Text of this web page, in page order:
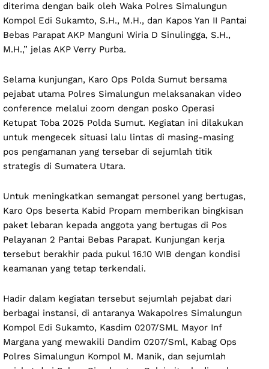
diterima dengan baik oleh Waka Polres Simalungun
Kompol Edi Sukamto, S.H., M.H., dan Kapos Yan II Pantai
Bebas Parapat AKP Manguni Wiria D Sinulingga, S.H.,
M.H.,” jelas AKP Verry Purba.
Selama kunjungan, Karo Ops Polda Sumut bersama
pejabat utama Polres Simalungun melaksanakan video
conference melalui zoom dengan posko Operasi
Ketupat Toba 2025 Polda Sumut. Kegiatan ini dilakukan
untuk mengecek situasi lalu lintas di masing-masing
pos pengamanan yang tersebar di sejumlah titik
strategis di Sumatera Utara.
Untuk meningkatkan semangat personel yang bertugas,
Karo Ops beserta Kabid Propam memberikan bingkisan
paket lebaran kepada anggota yang bertugas di Pos
Pelayanan 2 Pantai Bebas Parapat. Kunjungan kerja
tersebut berakhir pada pukul 16.10 WIB dengan kondisi
keamanan yang tetap terkendali.
Hadir dalam kegiatan tersebut sejumlah pejabat dari
berbagai instansi, di antaranya Wakapolres Simalungun
Kompol Edi Sukamto, Kasdim 0207/SML Mayor Inf
Margana yang mewakili Dandim 0207/Sml, Kabag Ops
Polres Simalungun Kompol M. Manik, dan sejumlah